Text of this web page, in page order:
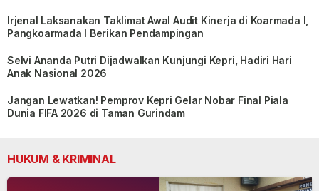
Irjenal Laksanakan Taklimat Awal Audit Kinerja di Koarmada I,
Pangkoarmada I Berikan Pendampingan
Selvi Ananda Putri Dijadwalkan Kunjungi Kepri, Hadiri Hari
Anak Nasional 2026
Jangan Lewatkan! Pemprov Kepri Gelar Nobar Final Piala
Dunia FIFA 2026 di Taman Gurindam
HUKUM & KRIMINAL